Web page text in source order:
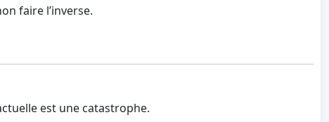
faire l’inverse.
est une catastrophe.